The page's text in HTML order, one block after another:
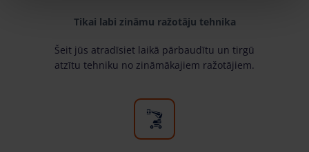
Tikai labi zināmu ražotāju tehnika
Šeit jūs atradīsiet laikā pārbaudītu un tirgū
atzītu tehniku no zināmākajiem ražotājiem.